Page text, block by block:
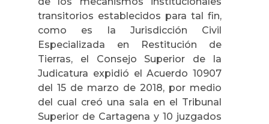
transitorios establecidos para tal fin,
como es la Jurisdicción Civil
Especializada en Restitución de
Tierras, el Consejo Superior de la
Judicatura expidió el Acuerdo 10907
del 15 de marzo de 2018, por medio
del cual creó una sala en el Tribunal
Superior de Cartagena y 10 juzgados